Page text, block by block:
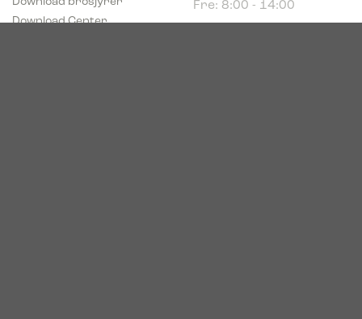
Norge